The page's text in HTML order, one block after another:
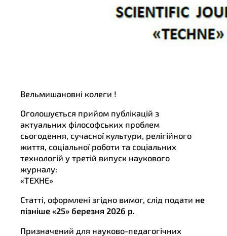
Вельмишановні колеги !
Оголошується прийом публікацій з
актуальних філософських проблем
сьогодення, сучасної культури, релігійного
життя, соціальної роботи та соціальних
технологій у третій випуск наукового
журналу:
«ТЕХНЕ»
Статті, оформлені згідно вимог, слід подати не
пізніше «25» березня 2026 р.
Призначений для науково-педагогічних